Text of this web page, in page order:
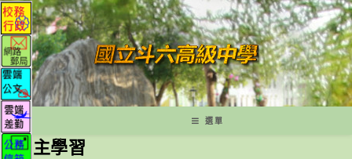
跳
轉
至
主
要
內
容
選單
自主學習